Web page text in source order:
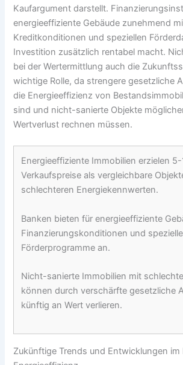
Kaufargument darstellt.
energieeffiziente Gebäude zunehmend
Kreditkonditionen und speziellen
Investition zusätzlich rentabel macht.
bei der Wertermittlung auch die
wichtige Rolle, da strengere gesetzliche
die Energieeffizienz von
sind und nicht-sanierte Objekte
Wertverlust rechnen müssen.
Energieeffiziente Immobilien erzielen
Verkaufspreise als vergleichbare
schlechteren Energiekennwerten.
Banken bieten für energieeffiziente
Finanzierungskonditionen und spezielle
Förderprogramme an.
Nicht-sanierte Immobilien mit
können durch verschärfte gesetzliche
künftig an Wert verlieren.
Zukünftige Trends und Entwicklungen im